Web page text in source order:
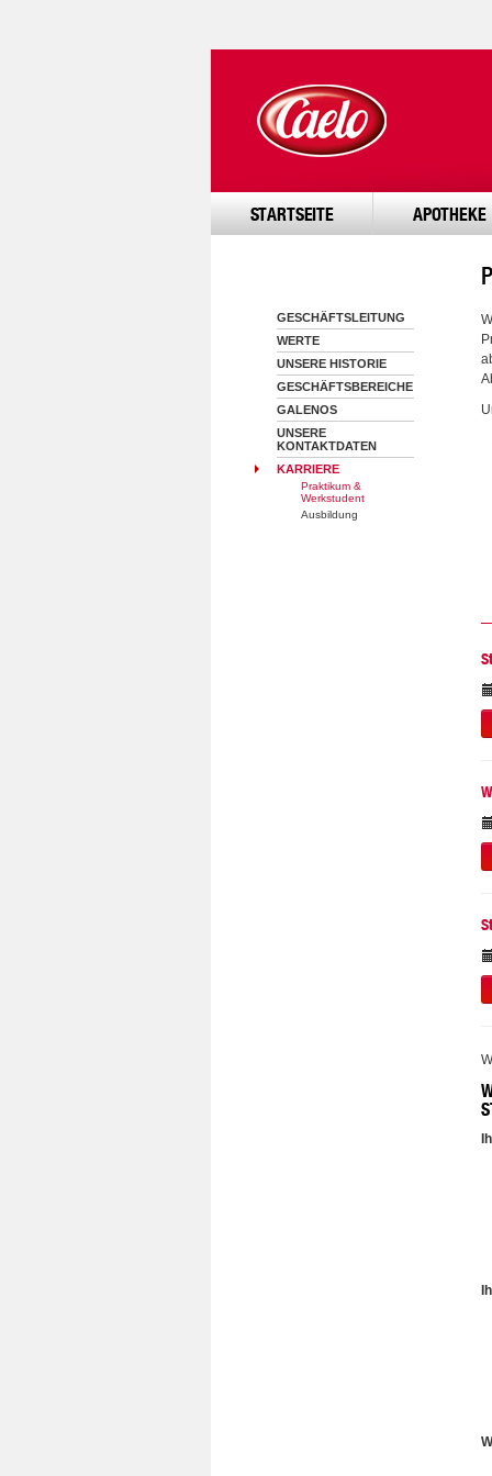
STARTSEITE APOTHEKE
GESCHÄFTSLEITUNG
WERTE
UNSERE HISTORIE
GESCHÄFTSBEREICHE
GALENOS
UNSERE
KONTAKTDATEN
KARRIERE
Praktikum &
Werkstudent
Ausbildung